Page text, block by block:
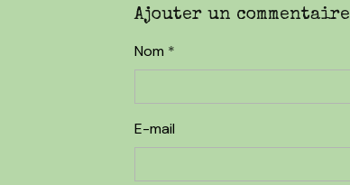
Ajouter un commentaire
Nom
E-mail